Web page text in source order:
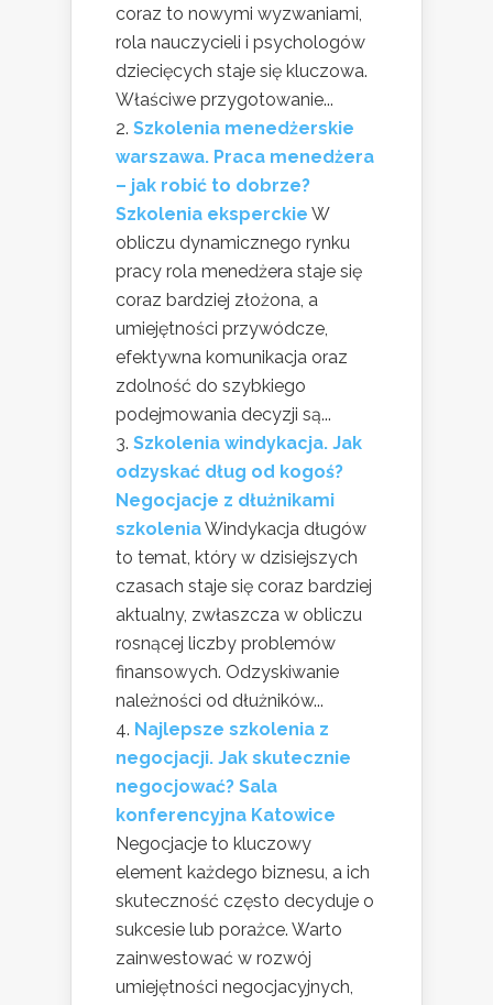
coraz to nowymi wyzwaniami,
rola nauczycieli i psychologów
dziecięcych staje się kluczowa.
Właściwe przygotowanie...
Szkolenia menedżerskie
warszawa. Praca menedżera
– jak robić to dobrze?
Szkolenia eksperckie W
obliczu dynamicznego rynku
pracy rola menedżera staje się
coraz bardziej złożona, a
umiejętności przywódcze,
efektywna komunikacja oraz
zdolność do szybkiego
podejmowania decyzji są...
Szkolenia windykacja. Jak
odzyskać dług od kogoś?
Negocjacje z dłużnikami
szkoleniaWindykacja długów
to temat, który w dzisiejszych
czasach staje się coraz bardziej
aktualny, zwłaszcza w obliczu
rosnącej liczby problemów
finansowych. Odzyskiwanie
należności od dłużników...
Najlepsze szkolenia z
negocjacji. Jak skutecznie
negocjować? Sala
konferencyjna Katowice
Negocjacje to kluczowy
element każdego biznesu, a ich
skuteczność często decyduje o
sukcesie lub porażce. Warto
zainwestować w rozwój
umiejętności negocjacyjnych,